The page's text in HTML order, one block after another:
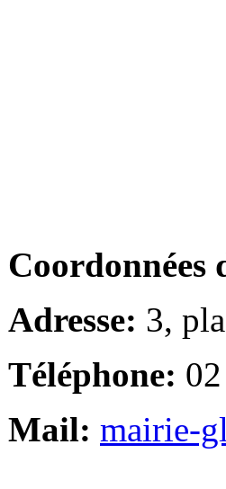
Adresse: 3,
Téléphone:
Mail: mairie-